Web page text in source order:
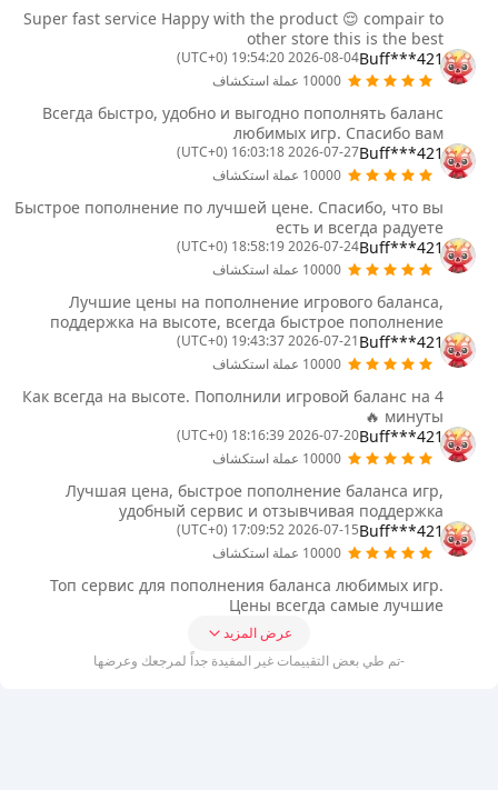
Super fast service Happy with the product 😌 compair to
other store this is the best
Buff***421
2026-08-04 19:54:20 (UTC+0)
10000 عملة استكشاف
Всегда быстро, удобно и выгодно пополнять баланс
любимых игр. Спасибо вам
Buff***421
2026-07-27 16:03:18 (UTC+0)
10000 عملة استكشاف
Быстрое пополнение по лучшей цене. Спасибо, что вы
есть и всегда радуете
Buff***421
2026-07-24 18:58:19 (UTC+0)
10000 عملة استكشاف
Лучшие цены на пополнение игрового баланса,
поддержка на высоте, всегда быстрое пополнение
Buff***421
2026-07-21 19:43:37 (UTC+0)
10000 عملة استكشاف
Как всегда на высоте. Пополнили игровой баланс на 4
минуты 🔥
Buff***421
2026-07-20 18:16:39 (UTC+0)
10000 عملة استكشاف
Лучшая цена, быстрое пополнение баланса игр,
удобный сервис и отзывчивая поддержка
Buff***421
2026-07-15 17:09:52 (UTC+0)
10000 عملة استكشاف
Топ сервис для пополнения баланса любимых игр.
Цены всегда самые лучшие
عرض المزيد
-تم طي بعض التقييمات غير المفيدة جداً لمرجعك وعرضها